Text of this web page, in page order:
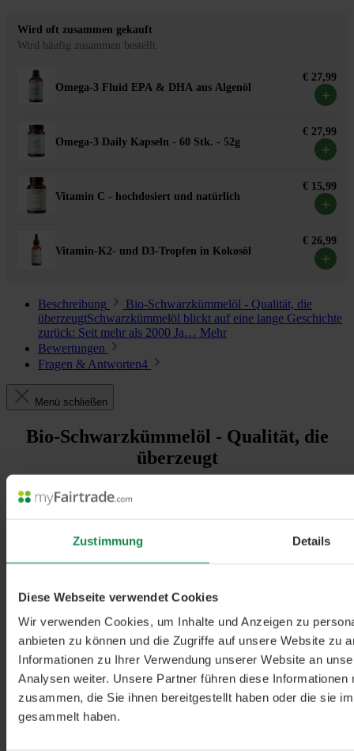
Zustimmung Details
Diese Webseite verwendet Cookies
Wir verwenden Cookies, um Inhalte und Anzeigen zu
anbieten zu können und die Zugriffe auf unsere Website zu
Informationen zu Ihrer Verwendung unserer Website an
Analysen weiter. Unsere Partner führen diese
zusammen, die Sie ihnen bereitgestellt haben oder die sie
gesammelt haben.
Wird oft zusammen gekauft
Wird häufig zusammen bestellt.
Omega-3 Fluid EPA & DHA aus Algenöl
€ 27,99
+
Omega-3 Daily Kapseln - 60 Stk. - 52g
€ 27,99
+
Vitamin C - hochdosiert und natürlich
€ 15,99
+
Vitamin-K2- und D3-Tropfen in Kokosöl
€ 26,99
+
Beschreibung
Bio-Schwarzkümmelöl - Qualität, die
überzeugtSchwarzkümmelöl blickt auf eine lange Geschichte
zurück: Seit mehr als 2000 Ja… Mehr
Bewertungen
Fragen & Antworten4
Menü schließen
Bio-Schwarzkümmelöl - Qualität, die
überzeugt